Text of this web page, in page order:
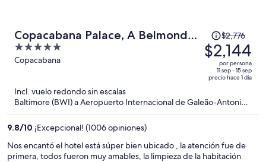
Copacabana Palace, A Belmond
Hotel, Rio de Janeiro
5
out
Copacabana
precio
era
$2,776
ahora
$2,144
por
$2,776
$2,144
por persona
11 sep - 15 sep
precio hace 1 día
Incl. vuelo redondo sin escalas
Baltimore (BWI) a Aeropuerto Internacional de Galeão-Antonio
Carlos Jobim (GIG)
9.8/10 ¡Excepcional! (1006 opiniones)
Nos encantó el hotel está súper bien ubicado , la atención fue de
primera, todos fueron muy amables, la limpieza de la habitación